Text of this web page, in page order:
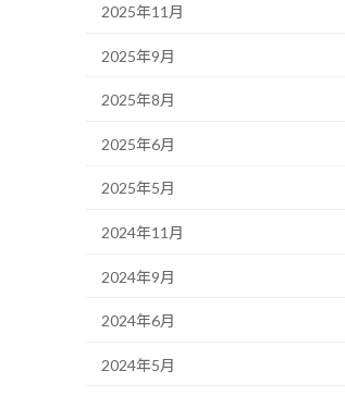
2025年11月
2025年9月
2025年8月
2025年6月
2025年5月
2024年11月
2024年9月
2024年6月
2024年5月